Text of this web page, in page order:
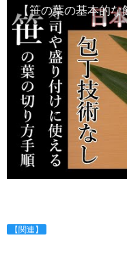
【関連】